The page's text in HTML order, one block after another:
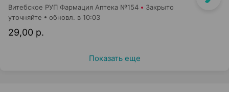
Витебское РУП Фармация Аптека №154 Закрыто
29,00 р.
уточняйте обновл. в 10:03
Показать еще